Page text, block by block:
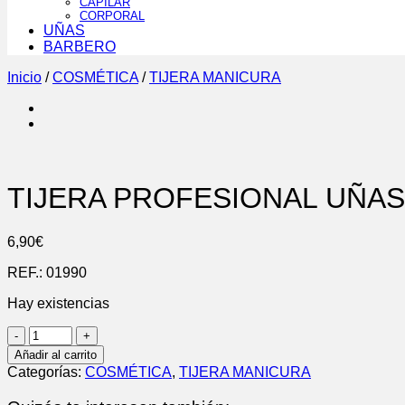
CORPORAL
UÑAS
BARBERO
Inicio / COSMÉTICA / TIJERA MANICURA
TIJERA PROFESIONAL
6,90€
REF.: 01990
Hay existencias
TIJERA
PROFESIONAL
UÑAS
3,5
cantidad
Añadir al carrito
Categorías: COSMÉTICA, TIJERA MANICURA